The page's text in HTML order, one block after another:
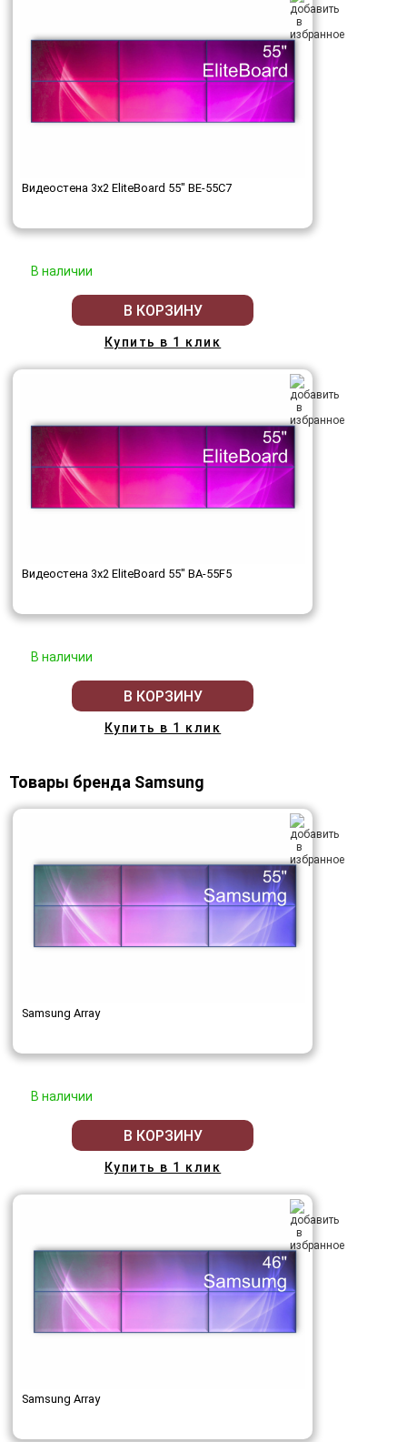
Видеостена 3x2 EliteBoard 55" BE-55C7
В наличии
В КОРЗИНУ
Купить в 1 клик
Видеостена 3x2 EliteBoard 55" BA-55F5
В наличии
В КОРЗИНУ
Купить в 1 клик
Товары бренда Samsung
Samsung Array
В наличии
В КОРЗИНУ
Купить в 1 клик
Samsung Array